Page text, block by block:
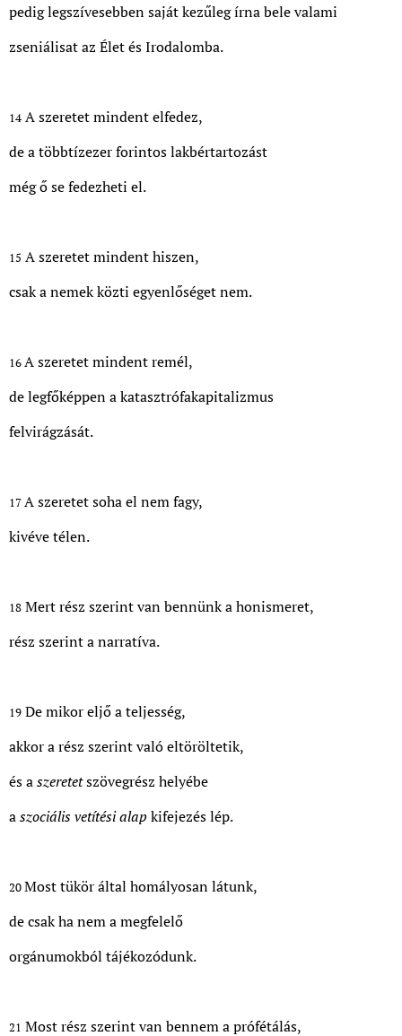
pedig legszívesebben saját kezűleg írna bele valami
zseniálisat az Élet és Irodalomba.
14 A szeretet mindent elfedez,
de a többtízezer forintos lakbértartozást
még ő se fedezheti el.
15 A szeretet mindent hiszen,
csak a nemek közti egyenlőséget nem.
16A szeretet mindent remél,
de legfőképpen a katasztrófakapitalizmus
felvirágzását.
17A szeretet soha el nem fagy,
kivéve télen.
18 Mert rész szerint van bennünk a honismeret,
rész szerint a narratíva.
19 De mikor eljő a teljesség,
akkor a rész szerint való eltöröltetik,
és aszeretetszövegrész helyébe
aszociális vetítési alap kifejezés lép.
20Most tükör által homályosan látunk,
de csak ha nem a megfelelő
orgánumokból tájékozódunk.
21 Most rész szerint van bennem a prófétálás,